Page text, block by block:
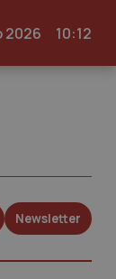
2026 10:12
Newsletter